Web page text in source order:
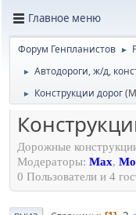
Главное меню
Форум Генпланистов ►
► Автодороги, ж/д,
► Конструкции дорог
Дорожные
Модераторы: Max,
0 Пользователи и 4